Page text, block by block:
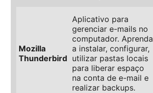
Mozilla
Thunderbird
Aplicativo para
gerenciar e-mails no
computador. Aprenda
a instalar, configurar,
utilizar pastas locais
para liberar espaço
na conta de e-mail e
realizar backups.